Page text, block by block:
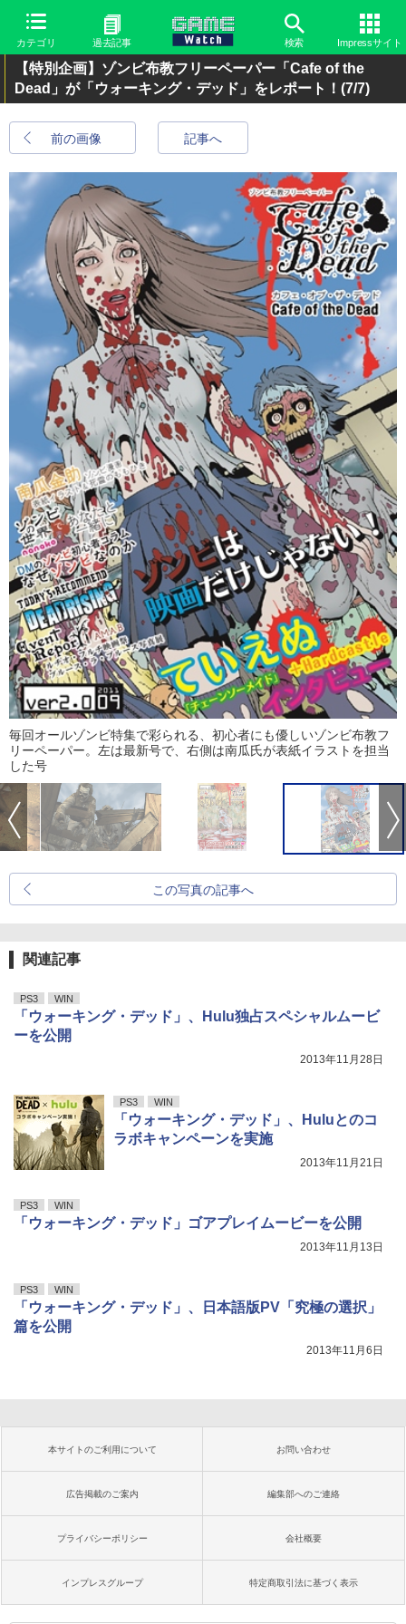
カテゴリ 過去記事 検索 Impressサイト
【特別企画】ゾンビ布教フリーペーパー「Cafe of the
Dead」が「ウォーキング・デッド」をレポート！ (7/7)
前の画像 記事へ
毎回オールゾンビ特集で彩られる、初心者にも優しいゾンビ布教フ
リーペーパー。左は最新号で、右側は南瓜氏が表紙イラストを担当
した号
この写真の記事へ
関連記事
PS3 WIN
「ウォーキング・デッド」、Hulu独占スペシャルムービ
ーを公開
2013年11月28日
PS3 WIN
「ウォーキング・デッド」、Huluとのコ
ラボキャンペーンを実施
2013年11月21日
PS3 WIN
「ウォーキング・デッド」ゴアプレイムービーを公開
2013年11月13日
PS3 WIN
「ウォーキング・デッド」、日本語版PV「究極の選択」
篇を公開
2013年11月6日
本サイトのご利用について お問い合わせ
広告掲載のご案内 編集部へのご連絡
プライバシーポリシー 会社概要
インプレスグループ 特定商取引法に基づく表示